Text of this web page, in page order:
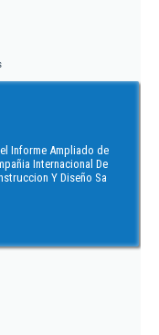
Informe Ampliado de
Internacional De
Y Diseño Sa